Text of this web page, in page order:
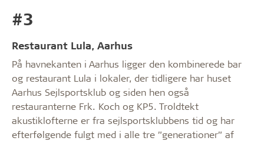
#3
Restaurant Lula, Aarhus
På havnekanten i Aarhus ligger den kombinerede bar
og restaurant Lula i lokaler, der tidligere har huset
Aarhus Sejlsportsklub og siden hen også
restauranterne Frk. Koch og KP5. Troldtekt
akustiklofterne er fra sejlsportsklubbens tid og har
efterfølgende fulgt med i alle tre ”generationer” af